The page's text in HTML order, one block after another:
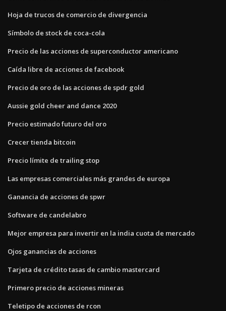
Hoja de trucos de comercio de divergencia
Símbolo de stock de coca-cola
Precio de las acciones de superconductor americano
Caída libre de acciones de facebook
Precio de oro de las acciones de spdr gold
Aussie gold cheer and dance 2020
Precio estimado futuro del oro
Crecer tienda bitcoin
Precio límite de trailing stop
Las empresas comerciales más grandes de europa
Ganancia de acciones de spwr
Software de candelabro
Mejor empresa para invertir en la india cuota de mercado
Ojos ganancias de acciones
Tarjeta de crédito tasas de cambio mastercard
Primero precio de acciones mineras
Teletipo de acciones de rcon